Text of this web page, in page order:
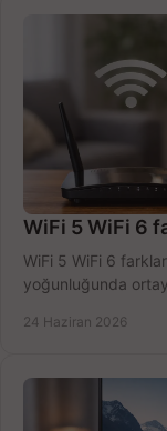
WiFi 5 WiFi 6
WiFi 5 WiFi 6
yoğunluğunda
24 Haziran 2026